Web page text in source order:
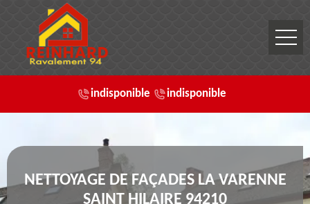
indisponible indisponible
NETTOYAGE DE FAÇADES LA VARENNE
SAINT HILAIRE 94210